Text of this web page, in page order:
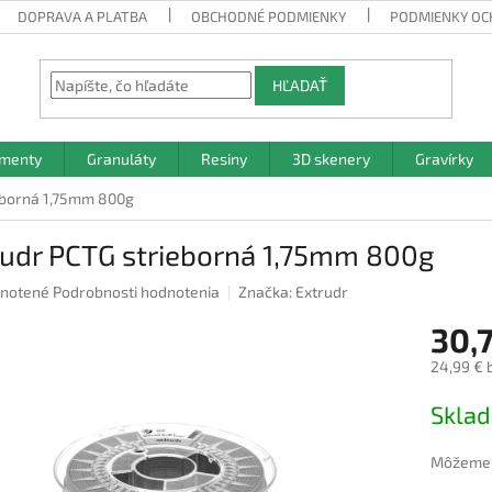
DOPRAVA A PLATBA OBCHODNÉ PODMIENKY PODMIENKY
HĽADAŤ
Granuláty Resiny 3D skenery Gravírky
1,75mm 800g
PCTG strieborná 1,75mm 800g
Podrobnosti hodnotenia Značka: Extrudr
24,99 €
cena: